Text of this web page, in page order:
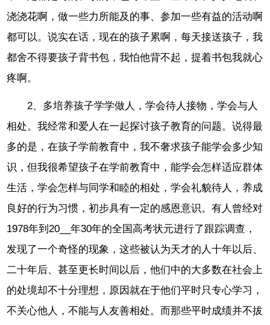
浇浇花啊，做一些力所能及的事、参加一些有益的活动啊
都可以。说实在话，现在的孩子累啊，每天接送孩子，我
都舍不得要孩子背书包，我怕他背不起，提着书包我就心
疼啊。
2、多培养孩子学学做人，学会待人接物，学会与人
相处。我经常和爱人在一起探讨孩子教育的问题。说得最
多的是，在孩子学前教育中，我不奢求孩子能学会多少知
识，但我很希望孩子在学前教育中，能学会怎样适应群体
生活，学会怎样与同学和睦的相处，学会礼貌待人，养成
良好的行为习惯，初步具有一定的感恩意识。有人曾经对
1978年到20__年30年的全国高考状元进行了跟踪调查，
发现了一个奇怪的现象，这些被认为天才的人十年以后、
二十年后、甚至更长时间以后，他们中的大多数在社会上
的处境却不十分理想，原因就在于他们平时只专心学习，
不关心他人，不能与人友善相处。而那些平时成绩并不拔